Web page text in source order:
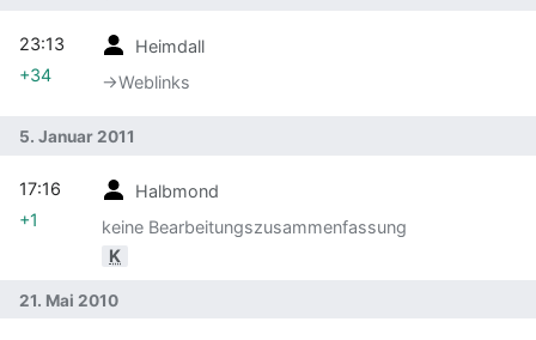
Heimdall
→‎Weblinks
23:13
+34
5. Januar 2011
Halbmond
keine Bearbeitungszusammenfassung
K
17:16
+1
21. Mai 2010